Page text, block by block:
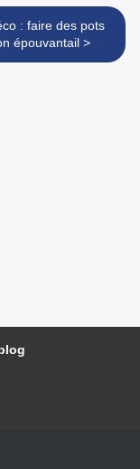
: faire des pots
façon épouvantail >